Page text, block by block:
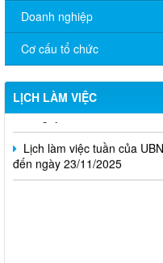
Doanh nghiệp
Cơ cấu tổ chức
LỊCH LÀM VIỆC
đến ngày 7/12/2025
Lịch làm việc tuần của
đến ngày 30/11/2025
Lịch làm việc tuần của
đến ngày 26/10/2025
Lịch làm việc tuần của
đến ngày 23/11/2025